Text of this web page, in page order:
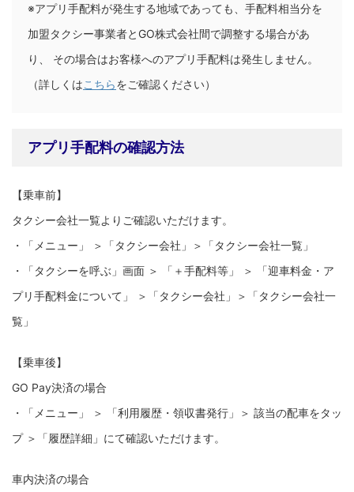
※アプリ手配料が発生する地域であっても、手配料相当分を
加盟タクシー事業者とGO株式会社間で調整する場合があ
り、 その場合はお客様へのアプリ手配料は発生しません。
（詳しくはこちらをご確認ください）
アプリ手配料の確認方法
【乗車前】
タクシー会社一覧よりご確認いただけます。
・「メニュー」 ＞「タクシー会社」＞「タクシー会社一覧」
・「タクシーを呼ぶ」画面 ＞ 「＋手配料等」 ＞ 「迎車料金・ア
プリ手配料金について」 ＞「タクシー会社」＞「タクシー会社一
覧」
【乗車後】
GO Pay決済の場合
・「メニュー」 ＞ 「利用履歴・領収書発行」＞ 該当の配車をタッ
プ ＞「履歴詳細」にて確認いただけます。
車内決済の場合